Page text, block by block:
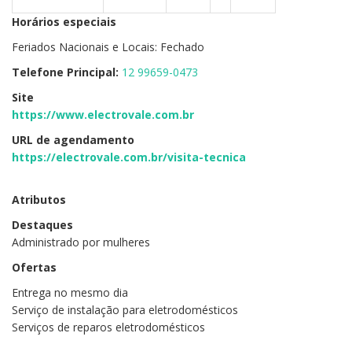
Horários especiais
Feriados Nacionais e Locais: Fechado
Telefone Principal: 12 99659-0473
Site
https://www.electrovale.com.br
URL de agendamento
https://electrovale.com.br/visita-tecnica
Atributos
Destaques
Administrado por mulheres
Ofertas
Entrega no mesmo dia
Serviço de instalação para eletrodomésticos
Serviços de reparos eletrodomésticos